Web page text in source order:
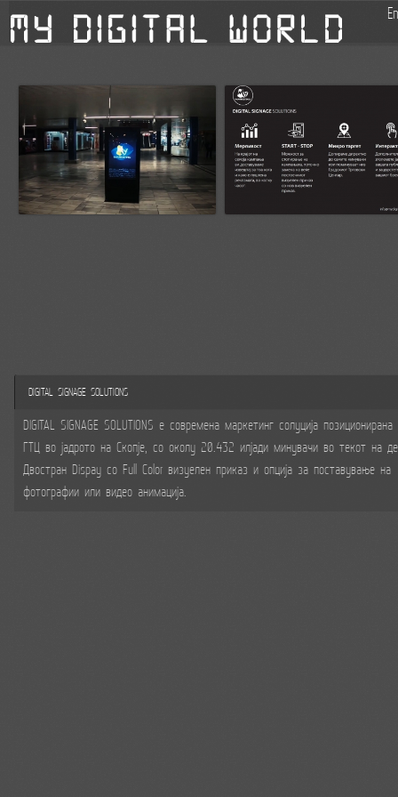
En
DIGITAL SIGNAGE SOLUTIONS
DIGITAL SIGNAGE SOLUTIONS е современа маркетинг солуција
ГТЦ во јадрото на Скопје, со околу 20.432 илјади минувачи во текот на
Двостран Dispay со Full Color визуелен приказ и опција за поставување на
фотографии или видео анимација.